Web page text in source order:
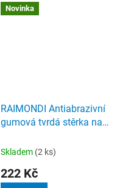
Novinka
RAIMONDI Antiabrazivní
gumová tvrdá stěrka na
zelená
Skladem (2 ks)
222 Kč